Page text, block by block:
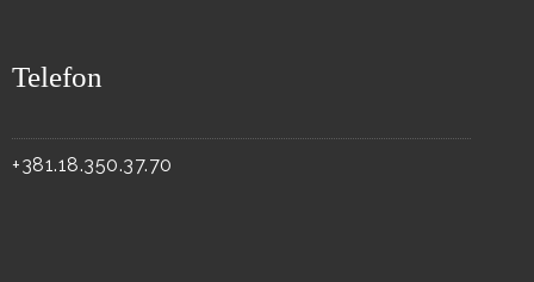
Telefon
+381.18.350.37.70